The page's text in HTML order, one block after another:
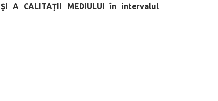
ŞI A CALITAŢII MEDIULUI în intervalul